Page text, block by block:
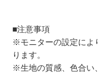
■注意事項
※モニターの設定によ
ります。
※生地の質感、色合い